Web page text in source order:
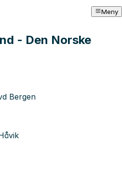
Meny
- Den Norske
Bergen